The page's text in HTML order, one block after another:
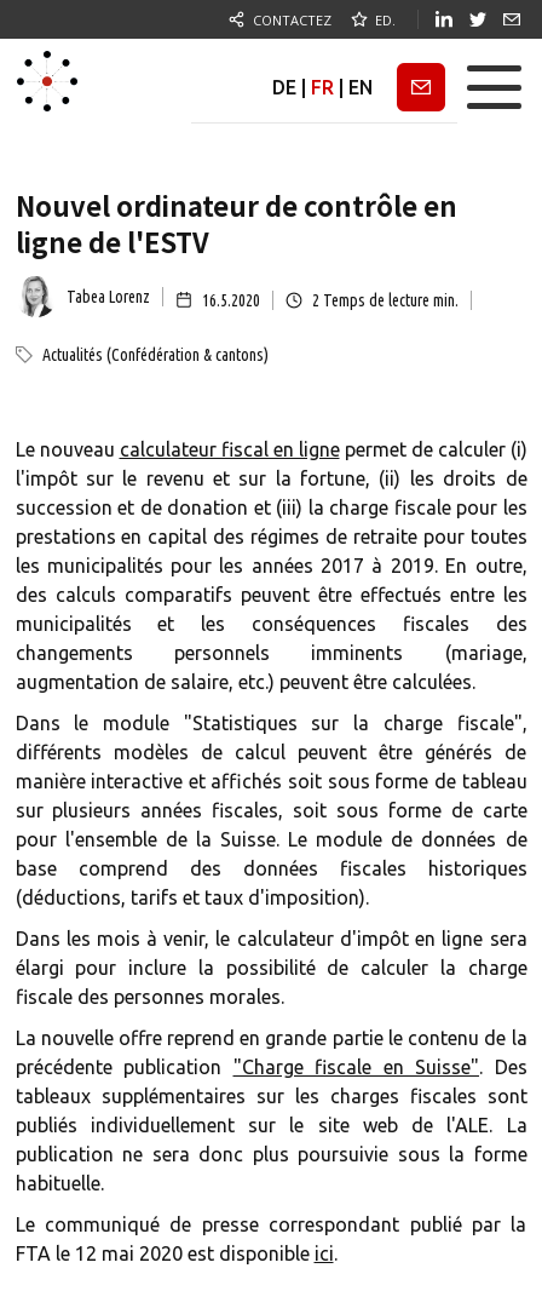
CONTACTEZ ED.
DE FR EN Newsletter
Nouvel ordinateur de contrôle en
ligne de l'ESTV
Tabea Lorenz 16.5.2020 2 Temps de lecture min.
Actualités (Confédération & cantons)
Le nouveau calculateur fiscal en lignepermet de calculer (i)
l'impôt sur le revenu et sur la fortune, (ii) les droits de
succession et de donation et (iii) la charge fiscale pour les
prestations en capital des régimes de retraite pour toutes
les municipalités pour les années 2017 à 2019. En outre,
des calculs comparatifs peuvent être effectués entre les
municipalités et les conséquences fiscales des
changements personnels imminents (mariage,
augmentation de salaire, etc.) peuvent être calculées.
Dans le module "Statistiques sur la charge fiscale",
différents modèles de calcul peuvent être générés de
manière interactive et affichés soit sous forme de tableau
sur plusieurs années fiscales, soit sous forme de carte
pour l'ensemble de la Suisse. Le module de données de
base comprend des données fiscales historiques
(déductions, tarifs et taux d'imposition).
Dans les mois à venir, le calculateur d'impôt en ligne sera
élargi pour inclure la possibilité de calculer la charge
fiscale des personnes morales.
La nouvelle offre reprend en grande partie le contenu de la
précédente publication "Charge fiscale en Suisse". Des
tableaux supplémentaires sur les charges fiscales sont
publiés individuellement sur le site web de l'ALE. La
publication ne sera donc plus poursuivie sous la forme
habituelle.
Le communiqué de presse correspondant publié par la
FTA le 12 mai 2020 est disponible ici.